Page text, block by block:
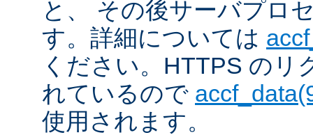
と、 その後サーバプロ
す。詳細については
ください。HTTPS のリ
れているので
使用されます。